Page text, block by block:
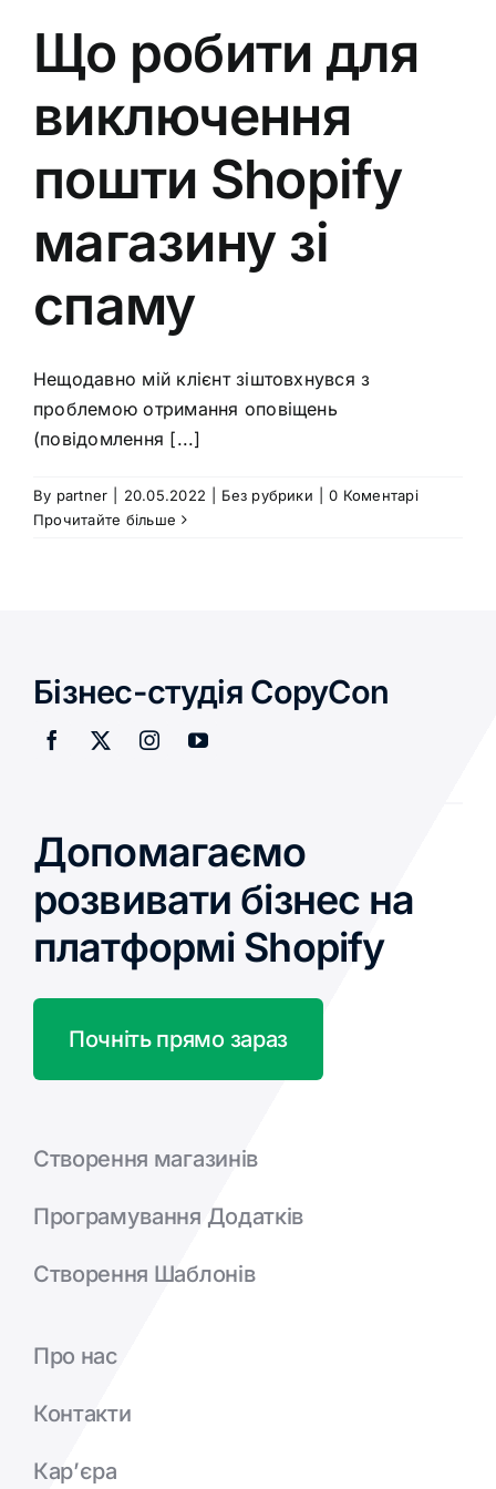
Що робити для
виключення
пошти Shopify
магазину зі
спаму
Нещодавно мій клієнт зіштовхнувся з
проблемою отримання оповіщень
(повідомлення [...]
By partner 20.05.2022 Без рубрики
0 Коментарі
Прочитайте більше
Бізнес-студія CopyCon
Допомагаємо
розвивати бізнес на
платформі Shopify
Почніть прямо зараз
Створення магазинів
Програмування Додатків
Створення Шаблонів
Про нас
Контакти
Кар’єра